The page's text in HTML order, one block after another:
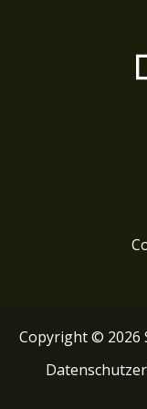
Copyright © 2026